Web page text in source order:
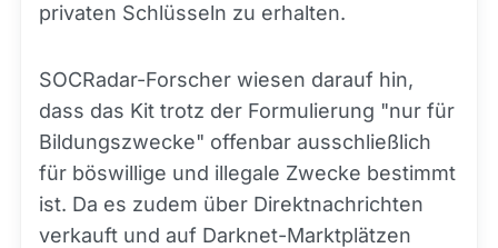
privaten Schlüsseln zu erhalten.
SOCRadar-Forscher wiesen darauf hin,
dass das Kit trotz der Formulierung "nur für
Bildungszwecke" offenbar ausschließlich
für böswillige und illegale Zwecke bestimmt
ist. Da es zudem über Direktnachrichten
verkauft und auf Darknet-Marktplätzen